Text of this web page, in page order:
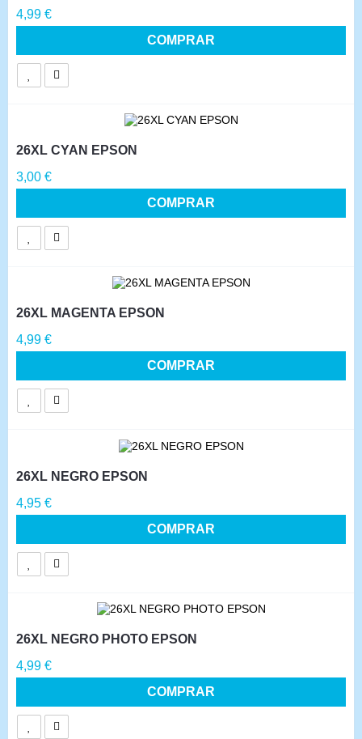
Precio
4,99 €
COMPRAR
26XL CYAN EPSON
Precio
3,00 €
COMPRAR
26XL MAGENTA EPSON
Precio
4,99 €
COMPRAR
26XL NEGRO EPSON
Precio
4,95 €
COMPRAR
26XL NEGRO PHOTO EPSON
Precio
4,99 €
COMPRAR